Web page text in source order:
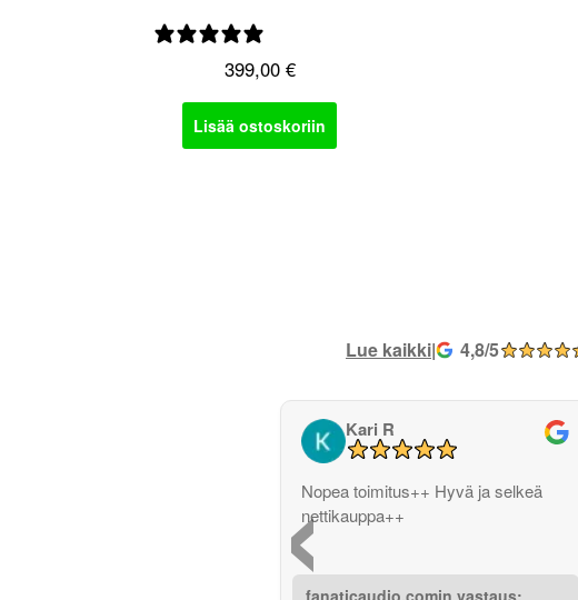
399,00 €
Lisää ostoskoriin
Lue kaikki| 4,8/5
‹
Kari R
Nopea toimitus++ Hyvä ja selkeä
nettikauppa++